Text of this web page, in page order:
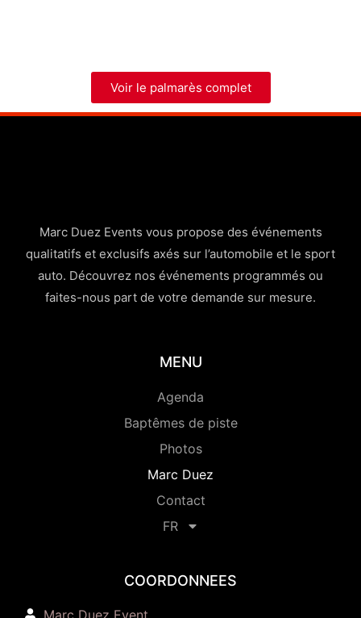
Voir le palmarès complet
Marc Duez Events vous propose des événements
qualitatifs et exclusifs axés sur l’automobile et le sport
auto. Découvrez nos événements programmés ou
faites-nous part de votre demande sur mesure.
MENU
Agenda
Baptêmes de piste
Photos
Marc Duez
Contact
FR
COORDONNEES
Marc Duez Event